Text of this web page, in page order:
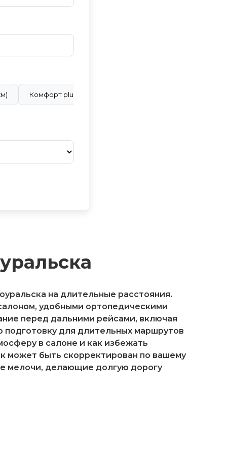
Комфорт plus (28 ₽/км)
на длительные расстояния.
удобными ортопедическими
перед дальними рейсами, включая
для длительных маршрутов
в салоне и как избежать
может быть скорректирован по вашему
мелочи, делающие долгую дорогу